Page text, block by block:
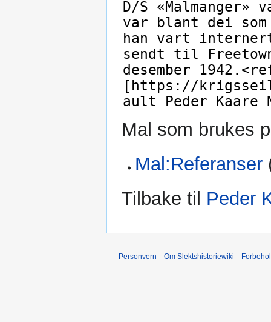
Mal som brukes
Mal:Referanser
Tilbake til Peder
Personvern Om Slektshistoriewiki